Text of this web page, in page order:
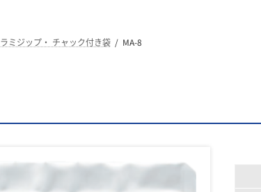
ラミジップ・ チャック付き袋 MA-8